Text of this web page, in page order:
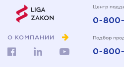
О КОМПАНИИ
Центр
0-800-
Подбор
0-800-